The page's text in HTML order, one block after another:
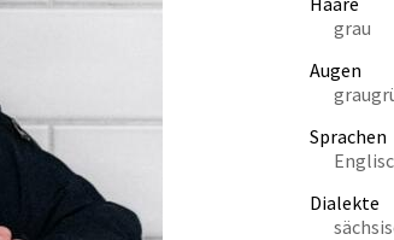
grau
Augen
Sprachen
Dialekte